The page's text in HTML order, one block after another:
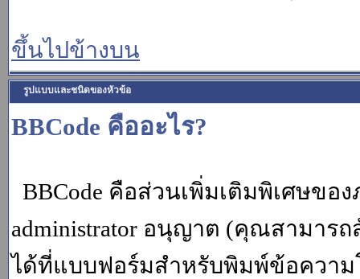
ขึ้นไปข้างบน
รูปแบบและชนิดของหัวข้อ
BBCode คืออะไร?
BBCode คือส่วนเพิ่มเติมพิเศษขอ
administrator อนุญาต (คุณสามาร
ได้ที่แบบฟอร์มสำหรับพิมพ์ข้อความ